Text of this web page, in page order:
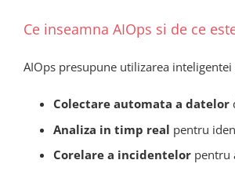
Ce inseamna AIOps si de ce
AIOps presupune utilizarea
Colectare automata a datelor
Analiza in timp real pentru
Corelare a incidentelorpentru